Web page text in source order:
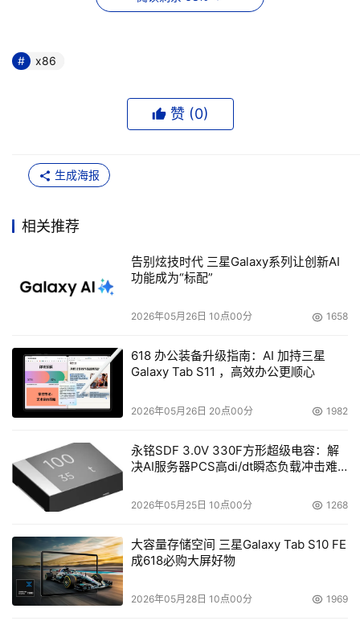
CPU和PCI总线接口，具有很高的灵活性和可扩展性，过去
一直是防火墙开发的主要平台。其产品功能主要由软件实
能模块，产品比较灵活，功能十分丰富。
平台，x86的结构层次较多，不易优化，且往往会受到PCI
总线的带宽限制。虽然PCI总线接口理论上能达到接近
2Gbps的吞吐量，但是通用CPU的处理能力有限，尽管防
很多X86架构的防火墙是基于定制的通用操作系统，安全性
很大程度上取决于通用操作系统自身的安全性，可能会存在
安全漏洞。
ASIC架构
相比之下，ASIC防火墙通过专门设计的ASIC芯片逻辑进
行硬件加速处理。ASIC通过把指令或计算逻辑固化到芯片
中，获得了很高的处理能力，因而明显提升了防火墙的性
过软件改变应用逻辑，具有更广泛的适应能力。但是，
ASIC的缺点也同样明显，它的灵活性和扩展性不够，开发
费用高，开发周期太长，一般耗时接近2年。
x86
赞 (0)
生成海报
相关推荐
告别炫技时代 三星Galaxy系列让创新AI
功能成为“标配”
2026年05月26日 10点00分 1658
618 办公装备升级指南：AI 加持三星
Galaxy Tab S11 ，高效办公更顺心
2026年05月26日 20点00分 1982
永铭SDF 3.0V 330F方形超级电容：解
决AI服务器PCS高di/dt瞬态负载冲击难
2026年05月25日 10点00分 1268
大容量存储空间 三星Galaxy Tab S10 FE
成618必购大屏好物
2026年05月28日 10点00分 1969